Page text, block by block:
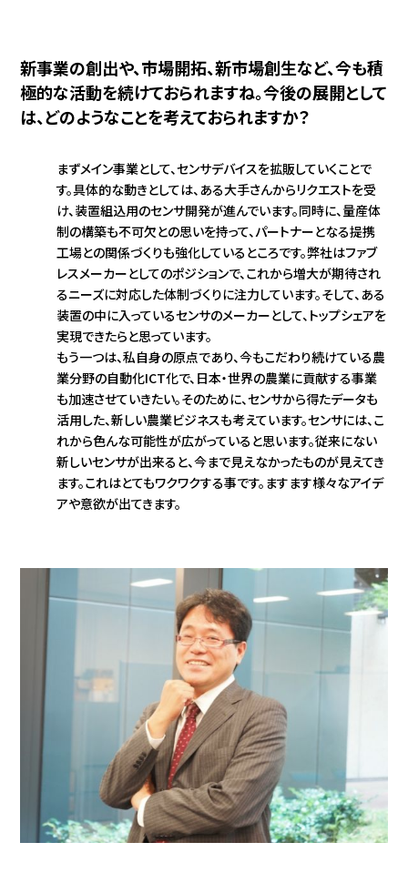
新事業の創出や、市場開拓、新市場創生など、今も積
極的な活動を続けておられますね。今後の展開として
は、どのようなことを考えておられますか？
まずメイン事業として、センサデバイスを拡販していくことで
す。具体的な動きとしては、ある大手さんからリクエストを受
け、装置組込用のセンサ開発が進んでいます。同時に、量産体
制の構築も不可欠との思いを持って、パートナーとなる提携
工場との関係づくりも強化しているところです。弊社はファブ
レスメーカーとしてのポジションで、これから増大が期待され
るニーズに対応した体制づくりに注力しています。そして、ある
装置の中に入っているセンサのメーカーとして、トップシェアを
実現できたらと思っています。
もう一つは、私自身の原点であり、今もこだわり続けている農
業分野の自動化ICT化で、日本・世界の農業に貢献する事業
も加速させていきたい。そのために、センサから得たデータも
活用した、新しい農業ビジネスも考えています。センサには、こ
れから色んな可能性が広がっていると思います。従来にない
新しいセンサが出来ると、今まで見えなかったものが見えてき
ます。これはとてもワクワクする事です。ますます様々なアイデ
アや意欲が出てきます。